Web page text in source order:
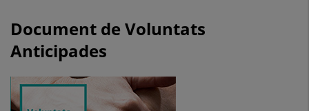
Document de Voluntats
Anticipades